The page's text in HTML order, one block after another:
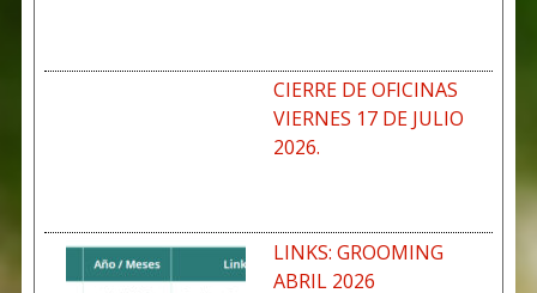
CIERRE DE OFICINAS
VIERNES 17 DE JULIO
2026.
LINKS: GROOMING
ABRIL 2026